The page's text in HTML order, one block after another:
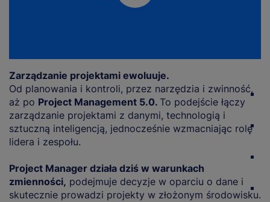
Zarządzanie projektami ewoluuje.
Od planowania i kontroli, przez narzędzia i zwinność,
aż po Project Management 5.0. To podejście łączy
zarządzanie projektami z danymi, technologią i
sztuczną inteligencją, jednocześnie wzmacniając rolę
lidera i zespołu.
Project Manager działa dziś w warunkach
zmienności, podejmuje decyzje w oparciu o dane i
skutecznie prowadzi projekty w złożonym środowisku.